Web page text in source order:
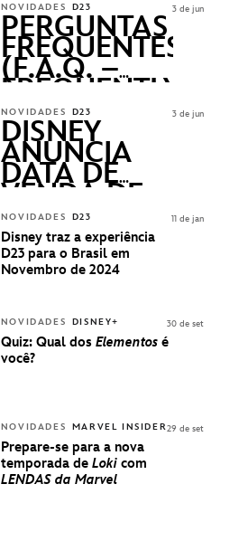
NOVIDADES D23
PERGUNTAS
FREQUENTES
(F.A.Q. –
FREQUENTLY
ASKED
QUESTIONS)
3 de jun
NOVIDADES D23
DISNEY
ANUNCIA
DATA DE
VENDA DE
INGRESSOS
PARA A D23
BRASIL -
UMA
DISNEY
3 de jun
NOVIDADES D23
Disney traz a experiência
D23 para o Brasil em
Novembro de 2024
11 de jan
NOVIDADES DISNEY+
Quiz: Qual dos Elementos é
você?
30 de set
NOVIDADES MARVEL INSIDER
Prepare-se para a nova
temporada de Loki com
LENDAS da Marvel
29 de set